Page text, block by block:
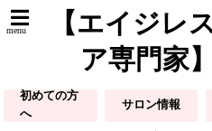
menu
【エイジレ
ア専門家
初めての方
へ
サロン情報